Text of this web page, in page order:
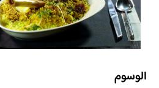
الوسوم